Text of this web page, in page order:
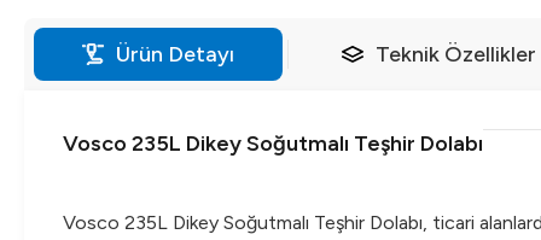
Ürün Detayı Teknik Özellikler
Vosco 235L Dikey Soğutmalı Teşhir Dolabı
Vosco 235L Dikey Soğutmalı Teşhir Dolabı, ticari